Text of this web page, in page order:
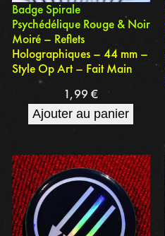
Badge Spirale
Psychédélique Rouge & Noir
Moiré – Reflets
Holographiques – 44 mm –
Style Op Art – Fait Main
1,99€
Ajouter au panier